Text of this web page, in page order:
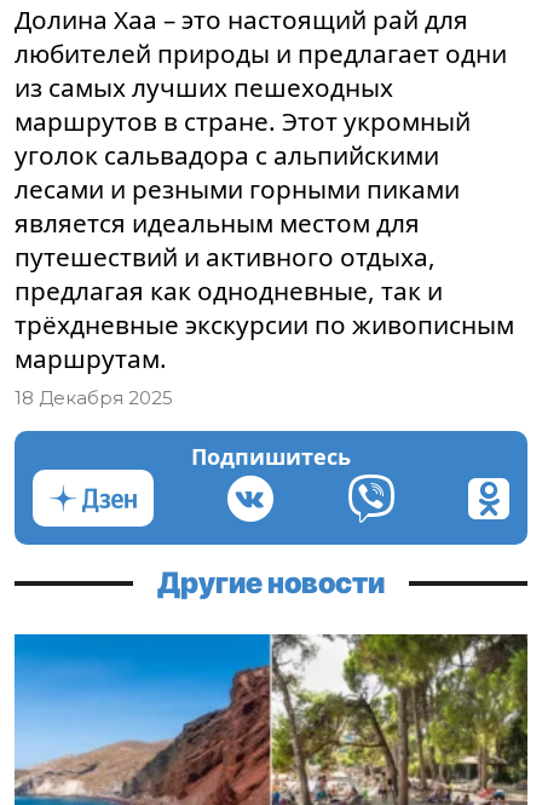
Долина Хаа – это настоящий рай для
любителей природы и предлагает одни
из самых лучших пешеходных
маршрутов в стране. Этот укромный
уголок сальвадора с альпийскими
лесами и резными горными пиками
является идеальным местом для
путешествий и активного отдыха,
предлагая как однодневные, так и
трёхдневные экскурсии по живописным
маршрутам.
18 Декабря 2025
Подпишитесь
Другие новости